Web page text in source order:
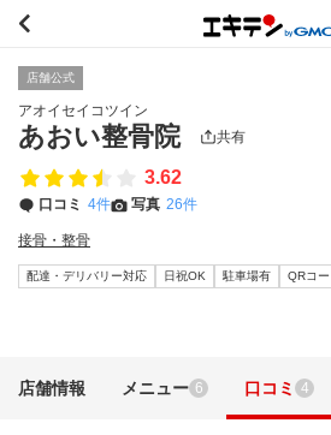
店舗公式
アオイセイコツイン
あおい整骨院 共有
3.62
口コミ 4件 写真 26件
接骨・整骨
配達・デリバリー対応 日祝OK 駐車場有 QRコ
店舗情報 メニュー 6 口コミ 4